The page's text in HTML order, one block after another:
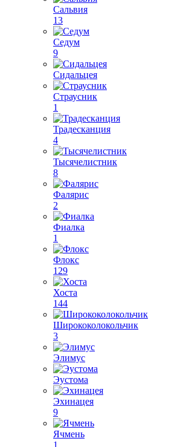
Сальвия
13
Седум
9
Сидальцея
Страусник
1
Традесканция
4
Тысячелистник
8
Фалярис
2
Фиалка
1
Флокс
129
Хоста
144
Ширококолокольчик
3
Элимус
Эустома
Эхинацея
9
Ячмень
1